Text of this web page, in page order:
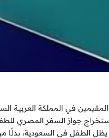
في المملكة العربية
جواز السفر المصري
الطفل في السعودية، بدلًا من